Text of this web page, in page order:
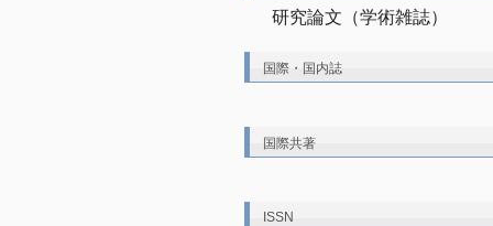
研究論文（学術雑誌）
国際・国内誌
国際共著
ISSN